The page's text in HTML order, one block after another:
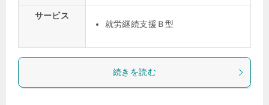
サービス
就労継続支援Ｂ型
続きを読む